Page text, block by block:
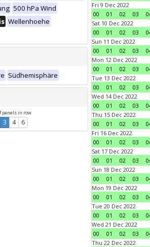
500 hPa Wind
Wellenhoehe
Südhemisphäre
panels in row
3 4 6
Fri 9 Dec 2022
00
01 02 03
Sat 10 Dec 2022
00
01 02 03
Sun 11 Dec 2022
00
01 02 03
Mon 12 Dec 2022
00
01 02 03
Tue 13 Dec 2022
00
01 02 03
Wed 14 Dec 2022
00
01 02 03
Thu 15 Dec 2022
00
01 02 03
Fri 16 Dec 2022
00
01 02 03
Sat 17 Dec 2022
00
01 02 03
Sun 18 Dec 2022
00
01 02 03
Mon 19 Dec 2022
00
01 02 03
Tue 20 Dec 2022
00
01 02 03
Wed 21 Dec 2022
00
01 02 03
Thu 22 Dec 2022